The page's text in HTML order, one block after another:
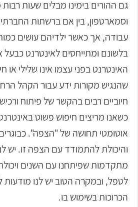
גם ההורים בימינו מבלים שעות
וסמארטפון, בין אם ברשתות
עבודה, אך כאשר ילדיהם עושים
בלשונם ומתייחסים לאינטרנט כבעל
האינטרנט בפני עצמו אינו שלילי או
שהנגיש מקורות ידע עבור הקהל
חיוביים רבים בהקשר של פיתוח
כשאנו מריצים חיפוש פשוט באינטרנט
אוטומטי תחושה של "הצפה".
והיכולת להתמודד עם הצפה זו. יש לנו
מתקדמות שפיתחנו עם השנים
לטפל, ובמקרה הטוב יש לנו מודעות
הכרוכות בשימוש בו.